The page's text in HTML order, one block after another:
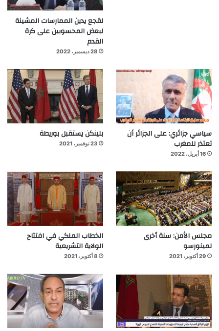
لقجع يدين الممارسات المشينة
لبعض المحسوبين على كرة
القدم
28 ديسمبر، 2022
سياسي جزائري: على الجزائر أن
تعتذر للمغرب
16 أبريل، 2022
بلينكن يستقبل بوريطة
23 نوفمبر، 2021
مجلس الأمن: سنة أخرى
لمينورسو
29 أكتوبر، 2021
الخطاب الملكي في افتتاح
الولاية التشريعية
8 أكتوبر، 2021